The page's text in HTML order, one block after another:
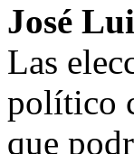
José
Las
político
que